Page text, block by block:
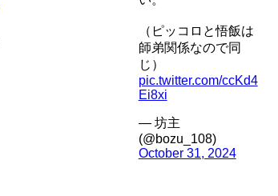
（ピッコロと悟飯は
師弟関係なので同
じ）
pic.twitter.com/ccKd4
Ei8xi
— 坊主
(@bozu_108)
October 31, 2024